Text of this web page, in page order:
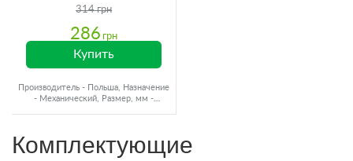
314 грн
286 грн
Купить
Производитель - Польша, Назначение
- Механический, Размер, мм -
Комплектующие